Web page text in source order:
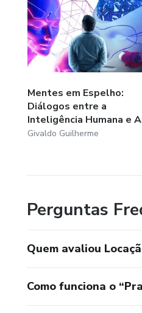
Mentes em Espelho:
Diálogos entre a
Inteligência Humana e
Givaldo Guilherme
Perguntas
Quem avaliou
Como funciona o